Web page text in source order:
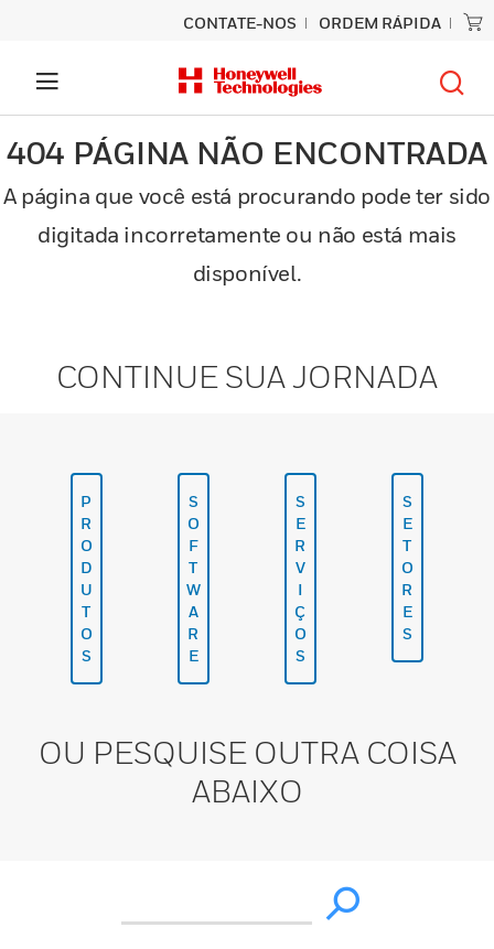
CONTATE-NOS ORDEM RÁPIDA
404 PÁGINA NÃO ENCONTRADA
A página que você está procurando pode ter sido
digitada incorretamente ou não está mais
disponível.
CONTINUE SUA JORNADA
P
R
O
D
U
T
O
S
S
O
F
T
W
A
R
E
S
E
R
V
I
Ç
O
S
S
E
T
O
R
E
S
OU PESQUISE OUTRA COISA
ABAIXO